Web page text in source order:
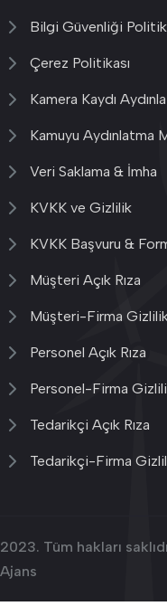
Bilgi Güvenliği
Çerez Politikası
Kamera Kaydı
Kamuyu Aydınlatma
Veri Saklama & İmha
KVKK ve Gizlilik
KVKK Başvuru &
Müşteri Açık Rıza
Müşteri-Firma
Personel Açık Rıza
Personel-Firma
Tedarikçi Açık Rıza
Tedarikçi-Firma
2023. Tüm hakları
Ajans